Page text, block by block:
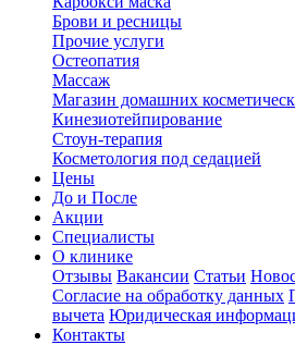
Брови и ресницы
Прочие услуги
Остеопатия
Массаж
Магазин домашних
Кинезиотейпирование
Стоун-терапия
Косметология под седацией
Цены
До и После
Акции
Специалисты
О клинике
Отзывы Вакансии Статьи
Согласие на обработку данных
вычета Юридическая
Контакты